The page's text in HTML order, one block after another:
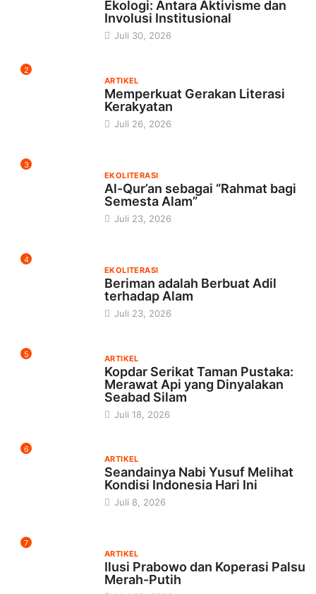
Ekologi: Antara Aktivisme dan
Involusi Institusional
Juli 30, 2026
2
ARTIKEL
Memperkuat Gerakan Literasi
Kerakyatan
Juli 26, 2026
3
EKOLITERASI
Al-Qur’an sebagai “Rahmat bagi
Semesta Alam”
Juli 23, 2026
4
EKOLITERASI
Beriman adalah Berbuat Adil
terhadap Alam
Juli 23, 2026
5 ARTIKEL
Kopdar Serikat Taman Pustaka:
Merawat Api yang Dinyalakan
Seabad Silam
Juli 18, 2026
6
ARTIKEL
Seandainya Nabi Yusuf Melihat
Kondisi Indonesia Hari Ini
Juli 8, 2026
7
ARTIKEL
Ilusi Prabowo dan Koperasi Palsu
Merah-Putih